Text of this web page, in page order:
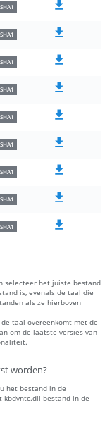
SHA1
SHA1
SHA1
SHA1
SHA1
SHA1
SHA1
SHA1
SHA1
selecteer het juiste bestand
is, evenals de taal die
als ze hierboven
taal overeenkomt met de
om de laatste versies van
worden?
het bestand in de
bestand in de